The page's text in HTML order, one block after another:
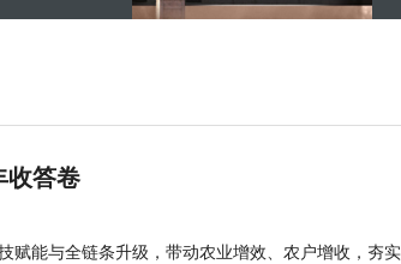
收答卷
赋能与全链条升级，带动农业增效、农户增收，夯